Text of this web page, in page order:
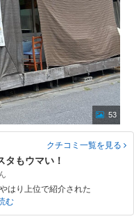
53
クチコミ一覧を見る
もウマい！
はり上位で紹介された
む